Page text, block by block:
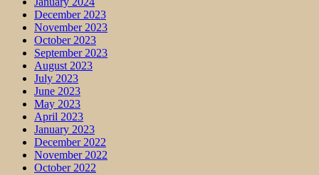
December 2023
November 2023
October 2023
September 2023
August 2023
July 2023
June 2023
May 2023
April 2023
January 2023
December 2022
November 2022
October 2022